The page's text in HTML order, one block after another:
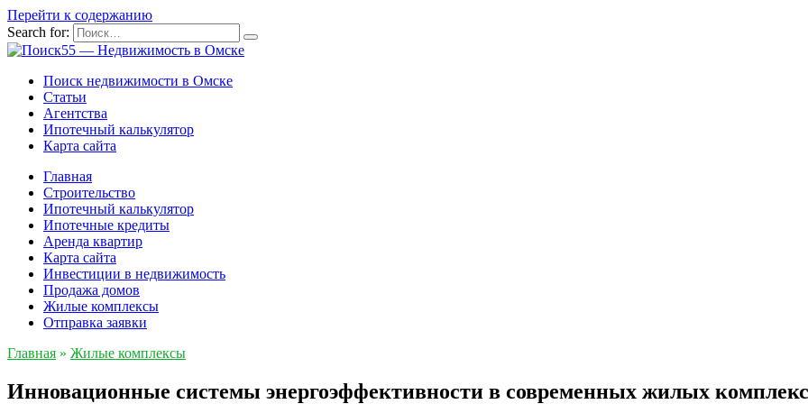
Перейти к содержанию
Search for:
Поиск недвижимости в Омске
Статьи
Агентства
Ипотечный калькулятор
Карта сайта
Главная
Строительство
Ипотечный калькулятор
Ипотечные кредиты
Аренда квартир
Карта сайта
Инвестиции в недвижимость
Продажа домов
Жилые комплексы
Отправка заявки
Главная » Жилые комплексы
Инновационные системы энергоэффективности в современных жилых